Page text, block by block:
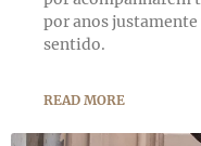
por anos
sentido.
READ MORE